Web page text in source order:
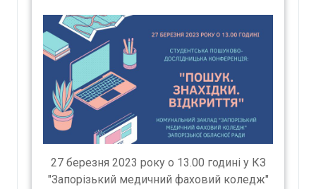
27 березня 2023 року о 13.00 годині у КЗ
"Запорізький медичний фаховий коледж"